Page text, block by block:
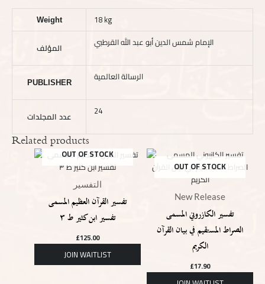
Weight 18 kg
المؤلف الإمام شمس الدين أبو عبد الله القرطبي
PUBLISHER الرسالة العالمية
عدد المجلدات 24
Related products
OUT OF STOCK
التفسير
تفسير القرآن العظيم المسمى
تفسير ابن كثير ط ٣
£125.00
OUT OF STOCK
New Release
تفسير الكازروني المسمى
الصراط المستقيم في بيان القرآن
الكريم
£17.90